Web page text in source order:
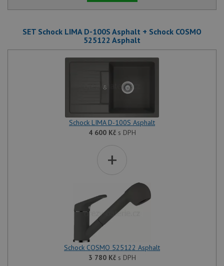
SET Schock LIMA D-100S Asphalt + Schock COSMO
525122 Asphalt
Schock LIMA D-100S Asphalt
4 600 Kčs DPH
+
Schock COSMO 525122 Asphalt
3 780 Kčs DPH